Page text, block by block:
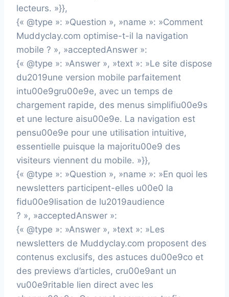
lecteurs. »}},
{« @type »: »Question », »name »: »Comment
Muddyclay.com optimise-t-il la navigation
mobile ? », »acceptedAnswer »:
{« @type »: »Answer », »text »: »Le site dispose
du2019une version mobile parfaitement
intu00e9gru00e9e, avec un temps de
chargement rapide, des menus simplifiu00e9s
et une lecture aisu00e9e. La navigation est
pensu00e9e pour une utilisation intuitive,
essentielle puisque la majoritu00e9 des
visiteurs viennent du mobile. »}},
{« @type »: »Question », »name »: »En quoi les
newsletters participent-elles u00e0 la
fidu00e9lisation de lu2019audience
? », »acceptedAnswer »:
{« @type »: »Answer », »text »: »Les
newsletters de Muddyclay.com proposent des
contenus exclusifs, des astuces du00e9co et
des previews d’articles, cru00e9ant un
vu00e9ritable lien direct avec les